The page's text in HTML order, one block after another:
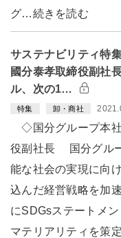
グ…続きを読む
サステナビリティ特
國分泰孝取締役副社
ル、次の1…
特集 卸・商社
◇国分グループ本
役副社長 国分グル
能な社会の実現に向
込んだ経営戦略を加
にSDGsステートメ
マテリアリティを策